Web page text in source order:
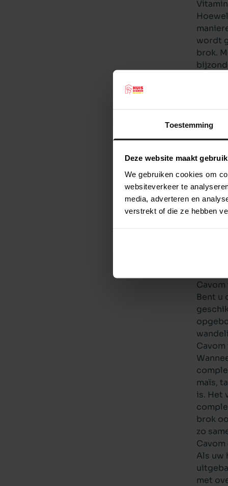
Toestemming
Deze website maakt
We gebruiken cookies om
websiteverkeer te
media, adverteren en
verstrekt of die ze hebben
wordt
brok.
hond
tegen.
ook
Zoals
de
aan
groei
Bent u
maïs,
is. Het
brok
zo
Als uw
met